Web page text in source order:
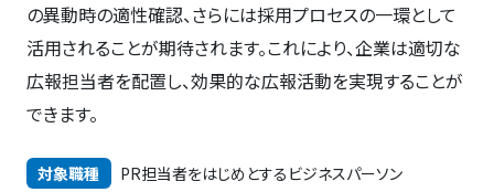
の異動時の適性確認、さらには採用プロセスの一環として
活用されることが期待されます。これにより、企業は適切な
広報担当者を配置し、効果的な広報活動を実現することが
できます。
対象職種
PR担当者をはじめとするビジネスパーソン